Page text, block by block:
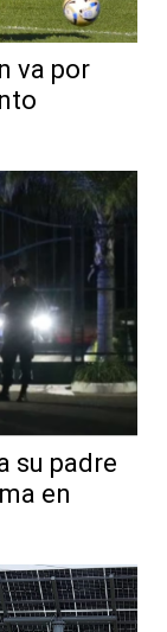
va por
su padre
en